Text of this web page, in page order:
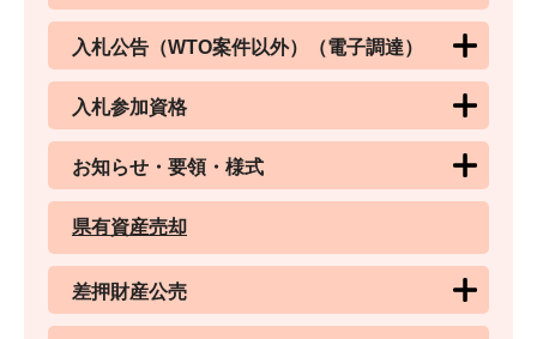
入札公告（WTO案件以外）（電子調達）
入札参加資格
お知らせ・要領・様式
県有資産売却
差押財産公売